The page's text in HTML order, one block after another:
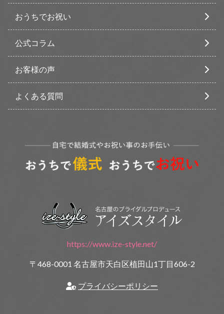
おうちでお祝い
公式コラム
お客様の声
よくある質問
https://www.ize-style.net/
〒468-0001 名古屋市天白区植田山1丁目606-2
プライバシーポリシー